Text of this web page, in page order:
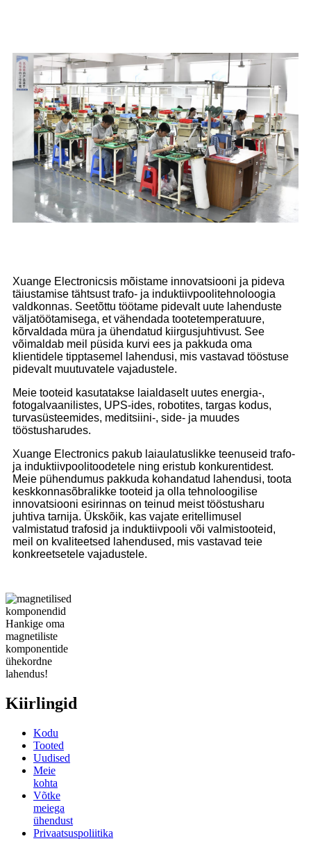
Xuange Electronicsis mõistame innovatsiooni ja pideva
täiustamise tähtsust trafo- ja induktiivpoolitehnoloogia
valdkonnas. Seetõttu töötame pidevalt uute lahenduste
väljatöötamisega, et vähendada tootetemperatuure,
kõrvaldada müra ja ühendatud kiirgusjuhtivust. See
võimaldab meil püsida kurvi ees ja pakkuda oma
klientidele tipptasemel lahendusi, mis vastavad tööstuse
pidevalt muutuvatele vajadustele.
Meie tooteid kasutatakse laialdaselt uutes energia-,
fotogalvaanilistes, UPS-ides, robotites, targas kodus,
turvasüsteemides, meditsiini-, side- ja muudes
tööstusharudes.
Xuange Electronics pakub laiaulatuslikke teenuseid trafo-
ja induktiivpoolitoodetele ning eristub konkurentidest.
Meie pühendumus pakkuda kohandatud lahendusi, toota
keskkonnasõbralikke tooteid ja olla tehnoloogilise
innovatsiooni esirinnas on teinud meist tööstusharu
juhtiva tarnija. Ükskõik, kas vajate eritellimusel
valmistatud trafosid ja induktiivpooli või valmistooteid,
meil on kvaliteetsed lahendused, mis vastavad teie
konkreetsetele vajadustele.
Hankige oma
magnetiliste
komponentide
ühekordne
lahendus!
Kiirlingid
Kodu
Tooted
Uudised
Meie
kohta
Võtke
meiega
ühendust
Privaatsuspoliitika